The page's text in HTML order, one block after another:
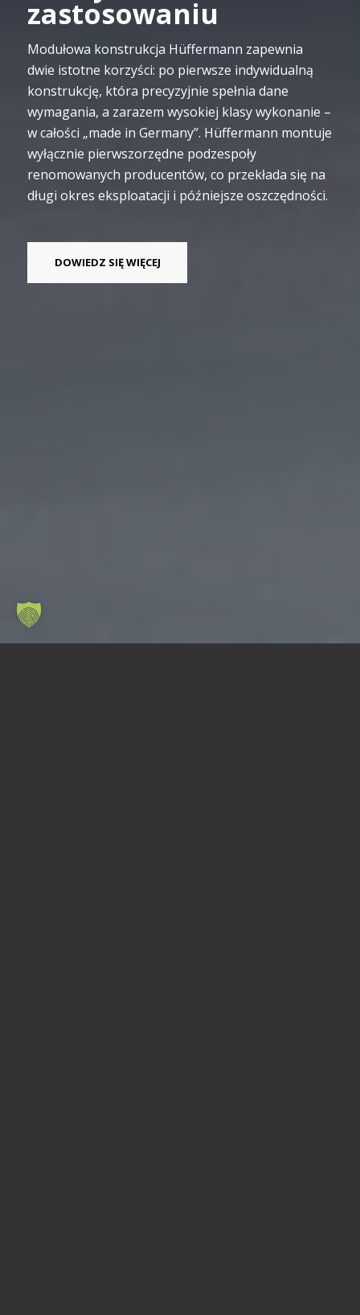
zastosowaniu
Modułowa konstrukcja Hüffermann zapewnia
dwie istotne korzyści: po pierwsze indywidualną
konstrukcję, która precyzyjnie spełnia dane
wymagania, a zarazem wysokiej klasy wykonanie –
w całości „made in Germany”. Hüffermann montuje
wyłącznie pierwszorzędne podzespoły
renomowanych producentów, co przekłada się na
długi okres eksploatacji i późniejsze oszczędności.
DOWIEDZ SIĘ WIĘCEJ